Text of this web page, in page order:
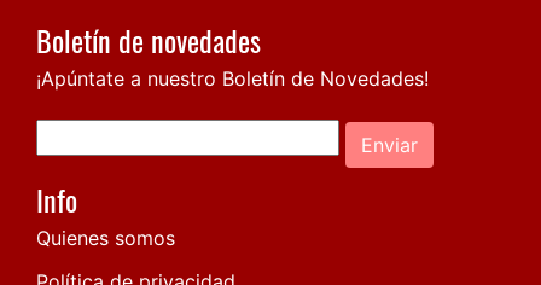
Boletín de novedades
¡Apúntate a nuestro Boletín de Novedades!
Enviar
Info
Quienes somos